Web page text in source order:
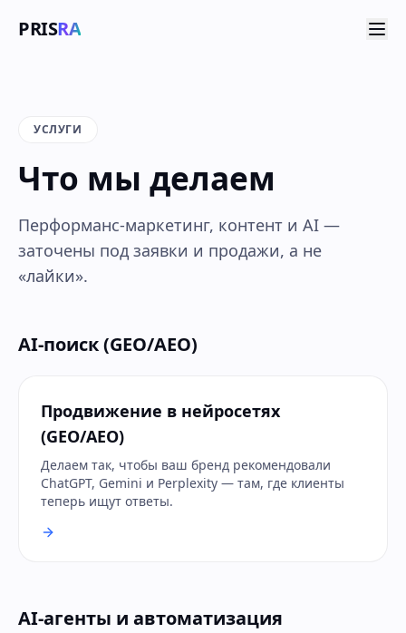
PRISRA
УСЛУГИ
Что мы делаем
Перформанс-маркетинг, контент и AI —
заточены под заявки и продажи, а не
«лайки».
AI-поиск (GEO/AEO)
Продвижение в нейросетях
(GEO/AEO)
Делаем так, чтобы ваш бренд рекомендовали
ChatGPT, Gemini и Perplexity — там, где клиенты
теперь ищут ответы.
AI-агенты и автоматизация